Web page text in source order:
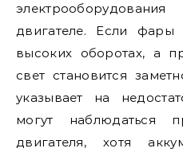
двигателе. Если фары
высоких оборотах, а
свет становится
указывает на
могут наблюдаться
двигателя, хотя